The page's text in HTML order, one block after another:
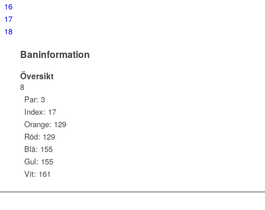
16
17
18
Baninformation
Översikt
8
Par: 3
Index: 17
Orange: 129
Röd: 129
Blå: 155
Gul: 155
Vit: 161